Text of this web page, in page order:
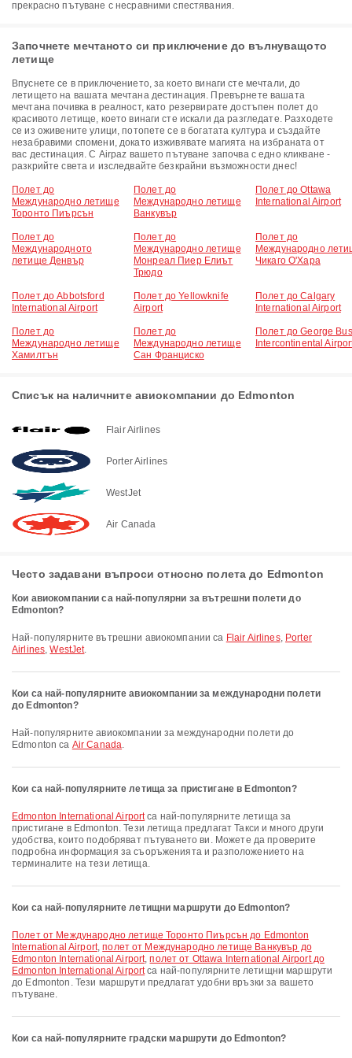
прекрасно пътуване с несравними спестявания.
Започнете мечтаното си приключение до вълнуващото
летище
Впуснете се в приключението, за което винаги сте мечтали, до
летището на вашата мечтана дестинация. Превърнете вашата
мечтана почивка в реалност, като резервирате достъпен полет до
красивото летище, което винаги сте искали да разгледате. Разходете
се из оживените улици, потопете се в богатата култура и създайте
незабравими спомени, докато изживявате магията на избраната от
вас дестинация. С Airpaz вашето пътуване започва с едно кликване -
разкрийте света и изследвайте безкрайни възможности днес!
Полет до
Международно летище
Торонто Пиърсън
Полет до
Международно летище
Ванкувър
Полет до Ottawa
International Airport
Полет до
Международното
летище Денвър
Полет до
Международно летище
Монреал Пиер Елиът
Трюдо
Полет до
Международно
Чикаго О'Хара
Полет до Abbotsford
International Airport
Полет до Yellowknife
Airport
Полет до Calgary
International Airport
Полет до
Международно летище
Хамилтън
Полет до
Международно летище
Сан Франциско
Полет до George
Intercontinental
Списък на наличните авиокомпании до Edmonton
Flair Airlines
Porter Airlines
WestJet
Air Canada
Често задавани въпроси относно полета до Edmonton
Кои авиокомпании са най-популярни за вътрешни полети до
Edmonton?
Най-популярните вътрешни авиокомпании са Flair Airlines, Porter
Airlines,WestJet.
Кои са най-популярните авиокомпании за международни полети
до Edmonton?
Най-популярните авиокомпании за международни полети до
Edmonton са Air Canada.
Кои са най-популярните летища за пристигане в Edmonton?
Edmonton International Airportса най-популярните летища за
пристигане в Edmonton. Тези летища предлагат Такси и много други
удобства, които подобряват пътуването ви. Можете да проверите
подробна информация за съоръженията и разположението на
терминалите на тези летища.
Кои са най-популярните летищни маршрути до Edmonton?
полет от Международно летище Торонто Пиърсън до Edmonton
International Airport,полет от Международно летище Ванкувър до
Edmonton International Airport,полет от Ottawa International Airport до
Edmonton International Airportса най-популярните летищни маршрути
до Edmonton. Тези маршрути предлагат удобни връзки за вашето
пътуване.
Кои са най-популярните градски маршрути до Edmonton?